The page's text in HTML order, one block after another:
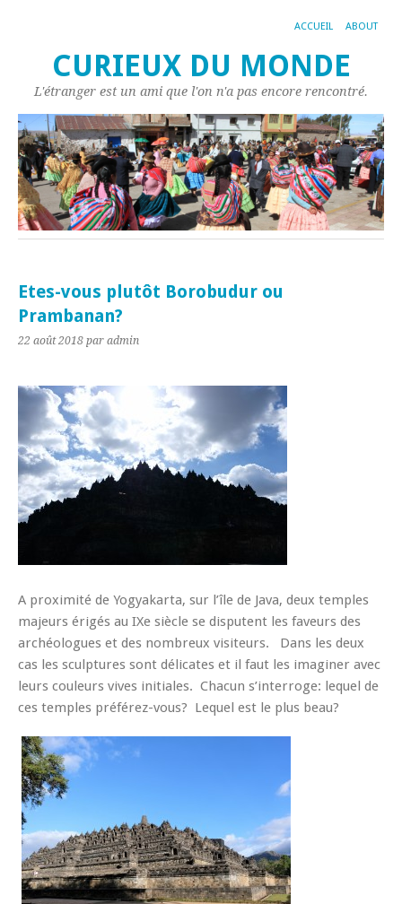
ACCUEIL ABOUT
CURIEUX DU MONDE
L'étranger est un ami que l'on n'a pas encore rencontré.
Etes-vous plutôt Borobudur ou
Prambanan?
22 août 2018 par admin
A proximité de Yogyakarta, sur l’île de Java, deux temples
majeurs érigés au IXe siècle se disputent les faveurs des
archéologues et des nombreux visiteurs. Dans les deux
cas les sculptures sont délicates et il faut les imaginer avec
leurs couleurs vives initiales. Chacun s’interroge: lequel de
ces temples préférez-vous? Lequel est le plus beau?